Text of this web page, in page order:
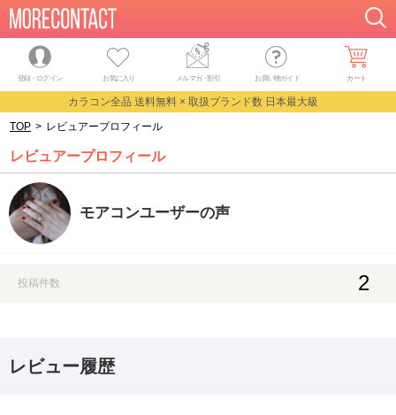
登録・ログイン お気に入り メルマガ・割引 お買い物ガイド カート
カラコン全品 送料無料 × 取扱ブランド数 日本最大級
TOP > レビュアープロフィール
レビュアープロフィール
モアコンユーザーの声
投稿件数 2
レビュー履歴